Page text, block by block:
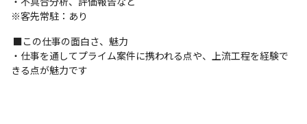
※客先常駐：あり
・仕事を通してプライム案件に携われる点や、上流工程を経験で
きる点が魅力です